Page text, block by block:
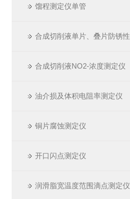
馏程测定仪单管
合成切削液NO2-浓度测定仪
油介损及体积电阻率测定仪
铜片腐蚀测定仪
开口闪点测定仪
润滑脂宽温度范围滴点测定仪